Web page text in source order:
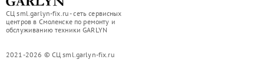
СЦ sml.garlyn-fix.ru - сеть сервисных
центров в Смоленске по ремонту и
обслуживанию техники GARLYN
2021-2026 © СЦ sml.garlyn-fix.ru